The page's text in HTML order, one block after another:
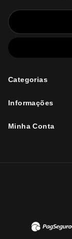
Categorias
Informações
Minha Conta